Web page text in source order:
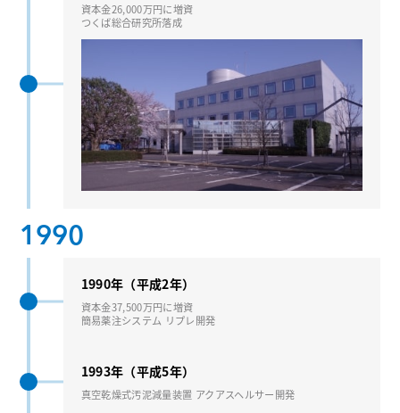
資本⾦26,000万円に増資
つくば総合研究所落成
1990
1990年（平成2年）
資本⾦37,500万円に増資
簡易薬注システム リプレ開発
1993年（平成5年）
真空乾燥式汚泥減量装置 アクアスヘルサー開発